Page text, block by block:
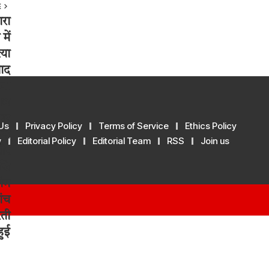
Privacy Policy Terms of Service
Ethics Policy
Editorial Policy Editorial Team RSS Join us